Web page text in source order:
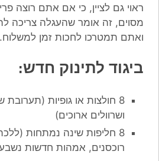
ראוי גם לציין, כי אם אתם רוצה
מסוים, זה אומר שהעגלה צריכה
ואתם תמטרכו לחכות זמן למשלוח.
ביגוד לתינוק חדש:
8 חולצות או גופיות
ושרוולים ארוכים)
8 חליפות שינה נמתחות
רוכסנים, אמהות חדשות